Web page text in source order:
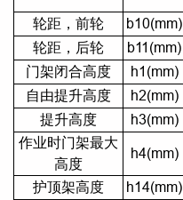
轮距，前轮 b10(mm)
轮距，后轮
b11(mm)
门架闭合高度
h1(mm)
自由提升高度
h2(mm)
提升高度
h3(mm)
作业时门架最大
高度
h4(mm)
护顶架高度 h14(mm)